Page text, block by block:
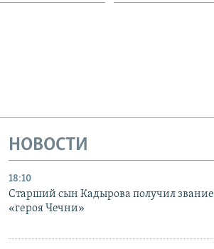
НОВОСТИ
18:10
Старший сын Кадырова получил звание
«героя Чечни»